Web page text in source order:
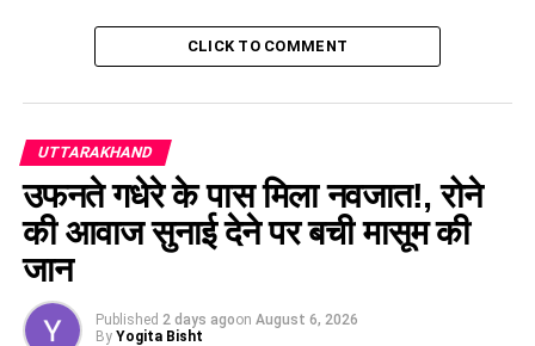
DON'T MISS
WhatsApp पर ऐसे मैसेज भेजने से करें परहेज़, नहीं तो हो सकता
है अकाउंट बैन !
CLICK TO COMMENT
UTTARAKHAND
उफनते गधेरे के पास मिला नवजात!, रोने
की आवाज सुनाई देने पर बची मासूम की
जान
Published 2 days agoon August 6, 2026
By Yogita Bisht